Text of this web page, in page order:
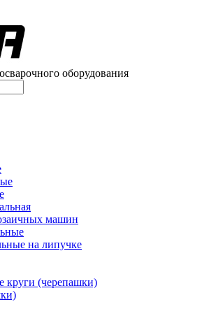
оборудования
машин
на липучке
круги (черепашки)